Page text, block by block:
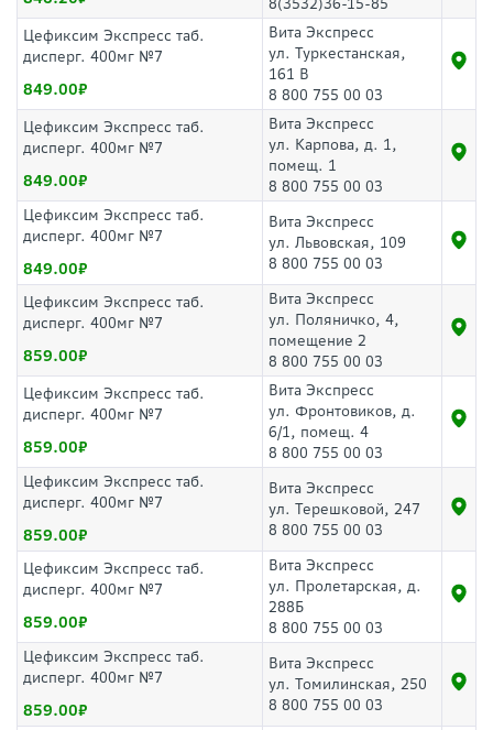
8(3532)36-15-85
Цефиксим Экспресс таб.
дисперг. 400мг №7
849.00
Вита Экспресс
ул. Туркестанская,
161 В
8 800 755 00 03
Цефиксим Экспресс таб.
дисперг. 400мг №7
849.00
Вита Экспресс
ул. Карпова, д. 1,
помещ. 1
8 800 755 00 03
Цефиксим Экспресс таб.
дисперг. 400мг №7
849.00
Вита Экспресс
ул. Львовская, 109
8 800 755 00 03
Цефиксим Экспресс таб.
дисперг. 400мг №7
859.00
Вита Экспресс
ул. Поляничко, 4,
помещение 2
8 800 755 00 03
Цефиксим Экспресс таб.
дисперг. 400мг №7
859.00
Вита Экспресс
ул. Фронтовиков, д.
6/1, помещ. 4
8 800 755 00 03
Цефиксим Экспресс таб.
дисперг. 400мг №7
859.00
Вита Экспресс
ул. Терешковой, 247
8 800 755 00 03
Цефиксим Экспресс таб.
дисперг. 400мг №7
859.00
Вита Экспресс
ул. Пролетарская, д.
288Б
8 800 755 00 03
Цефиксим Экспресс таб.
дисперг. 400мг №7
859.00
Вита Экспресс
ул. Томилинская, 250
8 800 755 00 03